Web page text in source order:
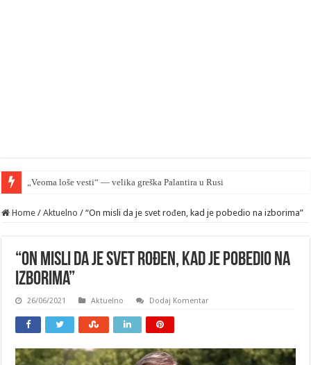
„Veoma loše vesti“ — velika greška Palantira u Rusiji
Home / Aktuelno / “On misli da je svet rođen, kad je pobedio na izborima”
“On misli da je svet rođen, kad je pobedio na
izborima”
26/06/2021 Aktuelno Dodaj Komentar